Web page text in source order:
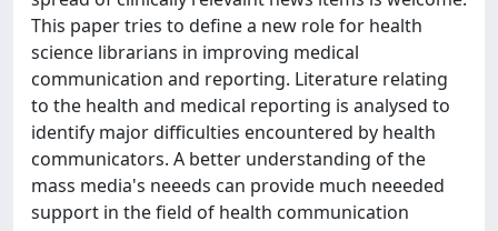
This paper tries to define a new role for health
science librarians in improving medical
communication and reporting. Literature relating
to the health and medical reporting is analysed to
identify major difficulties encountered by health
communicators. A better understanding of the
mass media's neeeds can provide much neeeded
support in the field of health communication